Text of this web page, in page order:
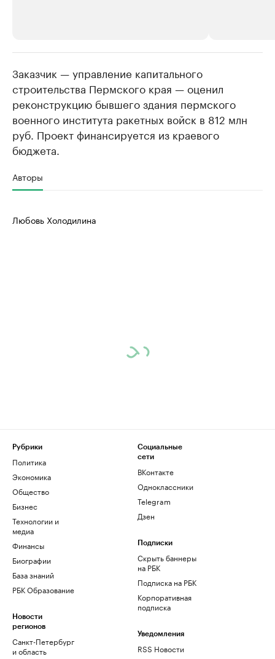
Крупные организации в
нефтегазовой промышленности
Найдите и проверьте данные в каталоге Посмотрите
Заказчик — управление капитального
строительства Пермского края — оценил
реконструкцию бывшего здания пермского
военного института ракетных войск в 812 млн
руб. Проект финансируется из краевого
бюджета.
Авторы
Любовь Холодилина
Рубрики
Политика
Экономика
Общество
Бизнес
Технологии и
медиа
Финансы
Биографии
База знаний
РБК Образование
Новости
регионов
Санкт-Петербург
и область
Социальные
сети
ВКонтакте
Одноклассники
Telegram
Дзен
Подписки
Скрыть баннеры
на РБК
Подписка на РБК
Корпоративная
подписка
Уведомления
RSS Новости